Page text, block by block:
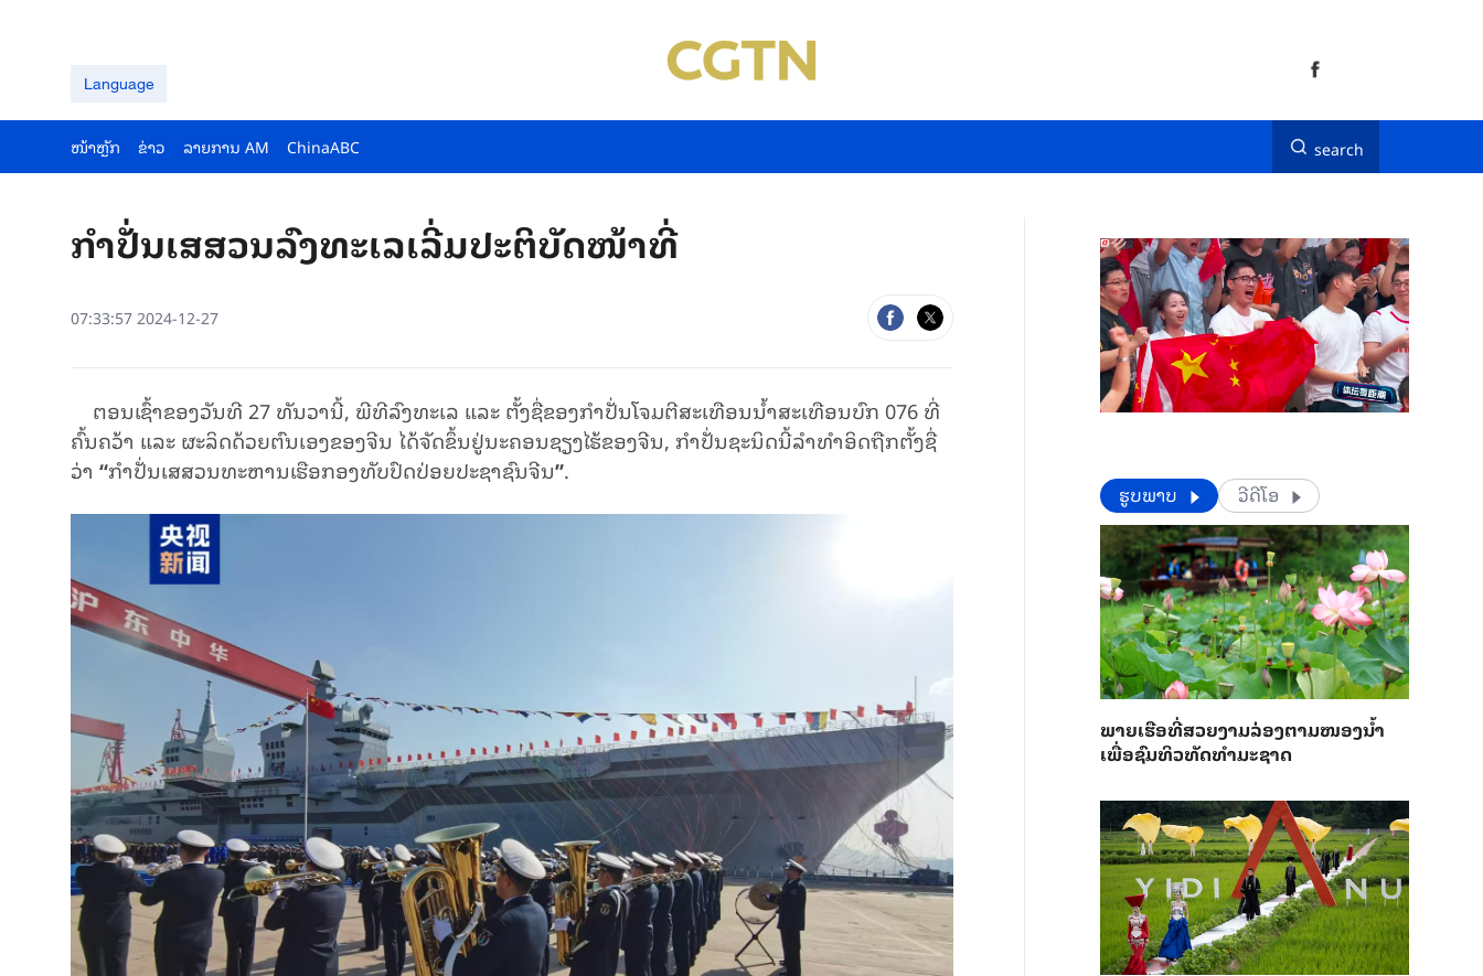
Language
ໜ້າຫຼັກ ຂ່າວ ລາຍ​ການ AM ChinaABC search
ກຳ​ປັ່ນ​ເສ​ສວນ​ລົງ​ທະ​ເລ​ເລີ່ມ​ປະ​ຕິ​ບັດ​ໜ້າ​ທີ່
07:33:57 2024-12-27
ຕອນເຊົ້າຂອງວັນທີ 27 ທັນວານີ້, ພີ​ທີ​ລົງ​ທະ​ເລ ແລະ ຕັ້ງ​ຊື່​ຂອງ​ກຳ​ປັ່ນໂຈມຕີສະເທືອນນ້ຳສະເທືອນບົກ 076 ທີ່​
ຄົ້ນ​ຄວ້າ ແລະ ຜະ​ລິດ​ດ້ວຍ​ຕົນ​ເອງ​ຂອງ​ຈີນ ໄດ້​ຈັດ​ຂຶ້ນ​ຢູ່​ນະ​ຄອນ​ຊຽງ​ໄຮ້ຂອງ​ຈີນ, ກຳ​ປັ່ນຊະນິດນີ້ລຳທຳອິດ​​ຖືກ​ຕັ້ງ​ຊື່​
ວ່າ “​ກຳ​ປັ່ນ​ເສ​ສວນ​ທະ​ຫານ​ເຮືອກອງ​ທັບ​ປົດ​ປ່ອຍ​ປະ​ຊາ​ຊົນ​ຈີນ”.
​​ຮູບພາບ ວີດີໂອ
ພາຍ​ເຮືອທີ່​ສວຍ​ງາມ​ລ່ອງ​ຕາມ​​ໜອງນ້ຳ​​